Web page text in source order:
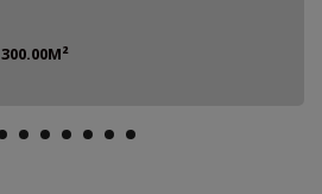
300.00M²